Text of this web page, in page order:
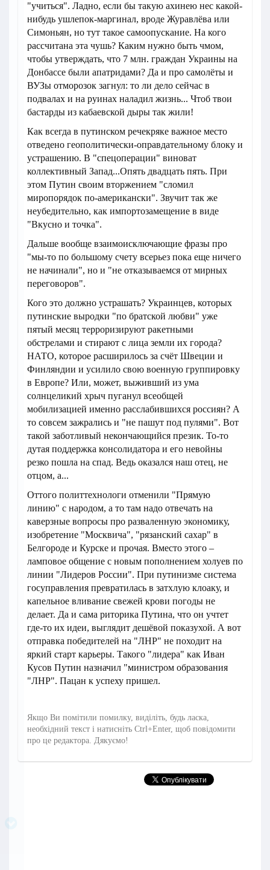
"учиться". Ладно, если бы такую ахинею нес какой-
нибудь ушлепок-маргинал, вроде Журавлёва или
Симоньян, но тут такое самоопускание. На кого
рассчитана эта чушь? Каким нужно быть чмом,
чтобы утверждать, что 7 млн. граждан Украины на
Донбассе были апатридами? Да и про самолёты и
ВУЗы отморозок загнул: то ли дело сейчас в
подвалах и на руинах наладил жизнь... Чтоб твои
бастарды из кабаевской дыры так жили!
Как всегда в путинском речекряке важное место
отведено геополитически-оправдательному блоку и
устрашению. В "спецоперации" виноват
коллективный Запад...Опять двадцать пять. При
этом Путин своим вторжением "сломил
миропорядок по-американски". Звучит так же
неубедительно, как импортозамещение в виде
"Вкусно и точка".
Дальше вообще взаимоисключающие фразы про
"мы-то по большому счету всерьез пока еще ничего
не начинали", но и "не отказываемся от мирных
переговоров".
Кого это должно устрашать? Украинцев, которых
путинские выродки "по братской любви" уже
пятый месяц терроризируют ракетными
обстрелами и стирают с лица земли их города?
НАТО, которое расширилось за счёт Швеции и
Финляндии и усилило свою военную группировку
в Европе? Или, может, выживший из ума
солнцеликий хрыч пуганул всеобщей
мобилизацией именно расслабившихся россиян? А
то совсем зажрались и "не пашут под пулями". Вот
такой заботливый некончающийся презик. То-то
дутая поддержка консолидатора и его невойны
резко пошла на спад. Ведь оказался наш отец, не
отцом, а...
Оттого политтехнологи отменили "Прямую
линию" с народом, а то там надо отвечать на
каверзные вопросы про разваленную экономику,
изобретение "Москвича", "рязанский сахар" в
Белгороде и Курске и прочая. Вместо этого –
ламповое общение с новым пополнением холуев по
линии "Лидеров России". При путинизме система
госуправления превратилась в затхлую клоаку, и
капельное вливание свежей крови погоды не
делает. Да и сама риторика Путина, что он учтет
где-то их идеи, выглядит дешёвой показухой. А вот
отправка победителей на "ЛНР" не походит на
яркий старт карьеры. Такого "лидера" как Иван
Кусов Путин назначил "министром образования
"ЛНР". Пацан к успеху пришел.
Якщо Ви помітили помилку, виділіть, будь ласка,
необхідний текст і натисніть Ctrl+Enter, щоб повідомити
про це редактора. Дякуємо!